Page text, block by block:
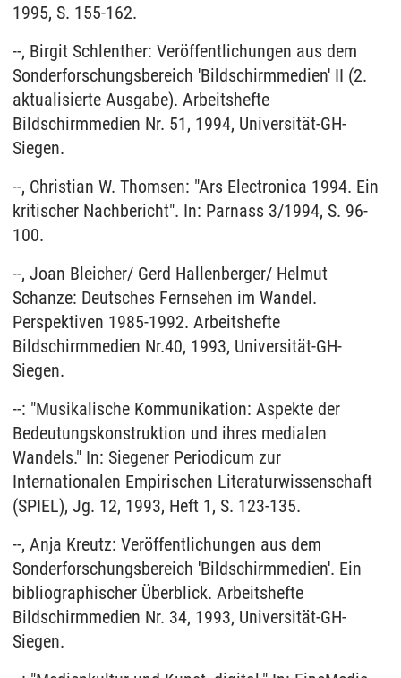
1995, S. 155-162.
--, Birgit Schlenther: Veröffentlichungen aus dem
Sonderforschungsbereich 'Bildschirmmedien' II (2.
aktualisierte Ausgabe). Arbeitshefte
Bildschirmmedien Nr. 51, 1994, Universität-GH-
Siegen.
--, Christian W. Thomsen: "Ars Electronica 1994. Ein
kritischer Nachbericht". In: Parnass 3/1994, S. 96-
100.
--, Joan Bleicher/ Gerd Hallenberger/ Helmut
Schanze: Deutsches Fernsehen im Wandel.
Perspektiven 1985-1992. Arbeitshefte
Bildschirmmedien Nr.40, 1993, Universität-GH-
Siegen.
--: "Musikalische Kommunikation: Aspekte der
Bedeutungskonstruktion und ihres medialen
Wandels." In: Siegener Periodicum zur
Internationalen Empirischen Literaturwissenschaft
(SPIEL), Jg. 12, 1993, Heft 1, S. 123-135.
--, Anja Kreutz: Veröffentlichungen aus dem
Sonderforschungsbereich 'Bildschirmmedien'. Ein
bibliographischer Überblick. Arbeitshefte
Bildschirmmedien Nr. 34, 1993, Universität-GH-
Siegen.